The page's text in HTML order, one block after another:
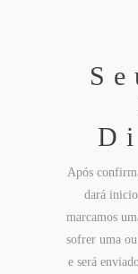
Após
dará
marcamos
sofrer uma
e será